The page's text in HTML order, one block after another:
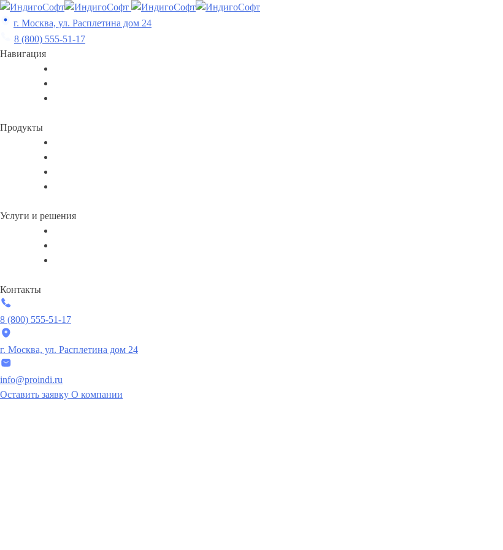
Skip
to
content
г. Москва, ул. Расплетина дом 24
8 (800) 555-51-17
Навигация
Продукты
Услуги и решения
Контакты
8 (800) 555-51-17
г. Москва, ул. Расплетина дом 24
info@proindi.ru
Оставить заявку О компании